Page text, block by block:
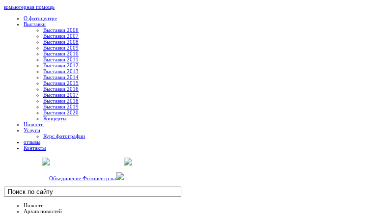
комьютерная помощь
О фотоцентре
Выставки
Выставки 2006
Выставки 2007
Выставки 2008
Выставки 2009
Выставки 2010
Выставки 2011
Выставки 2012
Выставки 2013
Выставки 2014
Выставки 2015
Выставки 2016
Выставки 2017
Выставки 2018
Выставки 2019
Выставки 2020
Концерты
Новости
Услуги
Курс фотографии
отзывы
Контакты
Объединение Фотоцентр на
Новости
Архив новостей